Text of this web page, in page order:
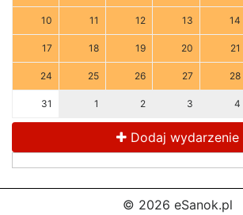
10 11 12 13 14
17 18 19 20 21
24 25 26 27 28
31 1 2 3 4
Dodaj wydarzenie
© 2026 eSanok.pl